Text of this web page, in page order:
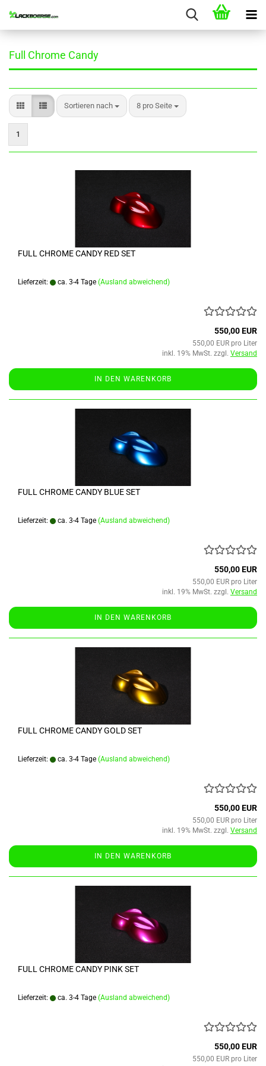
Full Chrome Candy
Sortieren nach
Sortieren nach 8 pro Seite
pro Seite
1
FULL CHROME CANDY RED SET
Lieferzeit: ca. 3-4 Tage (Ausland abweichend)
550,00 EUR
550,00 EUR pro Liter
inkl. 19% MwSt. zzgl. Versand
IN DEN WARENKORB
FULL CHROME CANDY BLUE SET
Lieferzeit: ca. 3-4 Tage (Ausland abweichend)
550,00 EUR
550,00 EUR pro Liter
inkl. 19% MwSt. zzgl. Versand
IN DEN WARENKORB
FULL CHROME CANDY GOLD SET
Lieferzeit: ca. 3-4 Tage (Ausland abweichend)
550,00 EUR
550,00 EUR pro Liter
inkl. 19% MwSt. zzgl. Versand
IN DEN WARENKORB
FULL CHROME CANDY PINK SET
Lieferzeit: ca. 3-4 Tage (Ausland abweichend)
550,00 EUR
550,00 EUR pro Liter